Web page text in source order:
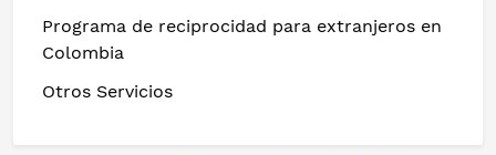
Programa de reciprocidad para extranjeros en
Colombia
Otros Servicios